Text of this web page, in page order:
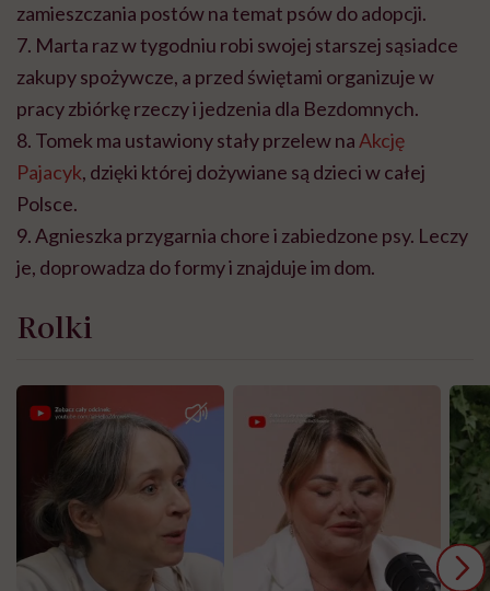
zamieszczania postów na temat psów do adopcji.
7. Marta raz w tygodniu robi swojej starszej sąsiadce
zakupy spożywcze, a przed świętami organizuje w
pracy zbiórkę rzeczy i jedzenia dla Bezdomnych.
8. Tomek ma ustawiony stały przelew na Akcję
Pajacyk, dzięki której dożywiane są dzieci w całej
Polsce.
9. Agnieszka przygarnia chore i zabiedzone psy. Leczy
je, doprowadza do formy i znajduje im dom.
Rolki